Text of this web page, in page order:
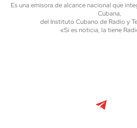
Es una emisora de alcance nacional que
Cubana,
del Instituto Cubano de Radio y
«Si es noticia, la tiene